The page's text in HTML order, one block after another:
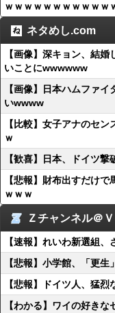
ｗｗｗｗｗｗｗｗｗｗｗ
ネタめし.com
【画像】深キョン、結
いことにwwwwww
【画像】日本ハムファ
いwwww
【比較】女子アナのセ
ｗ
【歓喜】日本、ドイツ
【悲報】財布出すだけ
ｗｗｗ
Ｚチャンネル＠
【速報】れいわ新選組
【悲報】小学館、「更
【悲報】ドイツ人、猛
【わかる】ワイの好き